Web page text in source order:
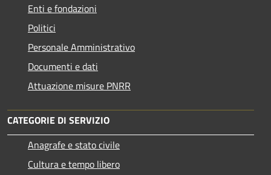
Enti e fondazioni
Politici
Personale Amministrativo
Documenti e dati
Attuazione misure PNRR
CATEGORIE DI SERVIZIO
Anagrafe e stato civile
Cultura e tempo libero